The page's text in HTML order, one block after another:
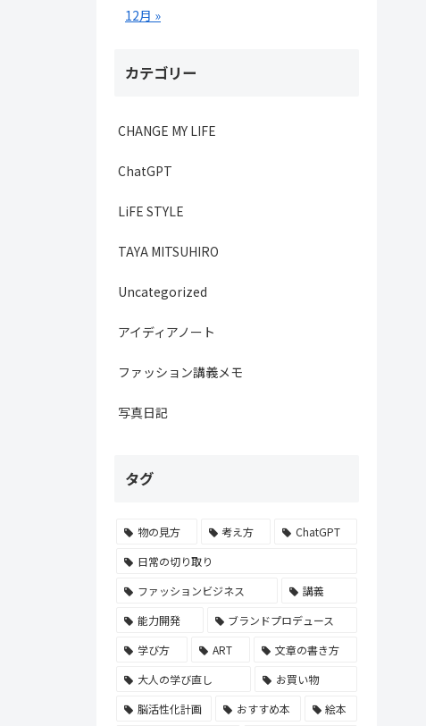
12月 »
カテゴリー
CHANGE MY LIFE
ChatGPT
LiFE STYLE
TAYA MITSUHIRO
Uncategorized
アイディアノート
ファッション講義メモ
写真日記
タグ
物の見方 考え方
ChatGPT
日常の切り取り
ファッションビジネス
講義
能力開発
ブランドプロデュース
学び方
ART
文章の書き方
大人の学び直し
お買い物
脳活性化計画
おすすめ本
絵本